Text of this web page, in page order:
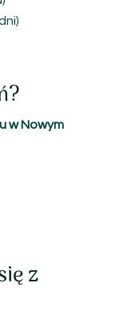
w Nowym
z